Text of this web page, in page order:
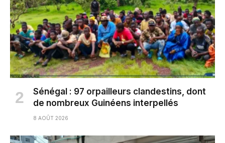
Sénégal : 97 orpailleurs clandestins, dont
de nombreux Guinéens interpellés
8 AOÛT 2026